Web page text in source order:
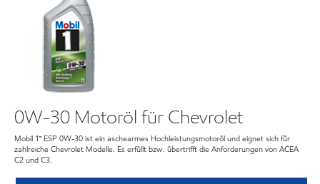
0W-30 Motoröl für Chevrolet
Mobil 1™ ESP 0W-30 ist ein aschearmes Hochleistungsmotoröl und eignet sich für
zahlreiche Chevrolet Modelle. Es erfüllt bzw. übertrifft die Anforderungen von ACEA
C2 und C3.